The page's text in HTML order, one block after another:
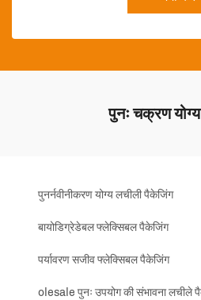
पुनः चक्रण
पुनर्नवीनीकरण योग्य लचीली पैकेजिंग
बायोडिग्रेडेबल फ्लेक्सिबल पैकेजिंग
पर्यावरण सजीव फ्लेक्सिबल पैकेजिंग
olesale पुनः उपयोग की संभावना लचीले